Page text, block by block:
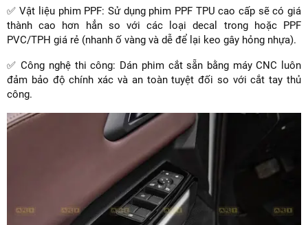
✅ Vật liệu phim PPF: Sử dụng phim PPF TPU cao cấp sẽ có giá
thành cao hơn hẳn so với các loại decal trong hoặc PPF
PVC/TPH giá rẻ (nhanh ố vàng và dễ để lại keo gây hỏng nhựa).
✅ Công nghệ thi công: Dán phim cắt sẵn bằng máy CNC luôn
đảm bảo độ chính xác và an toàn tuyệt đối so với cắt tay thủ
công.